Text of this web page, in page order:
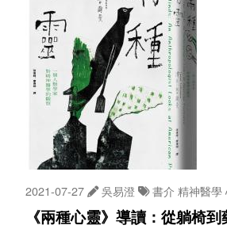
2021-07-27 吳易澄 書介 精神醫學
《兩種心靈》導讀：從躺椅